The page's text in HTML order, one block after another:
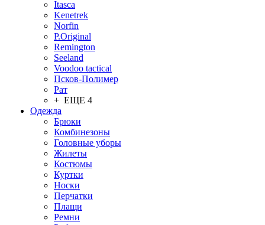
Itasca
Kenetrek
Norfin
P.Original
Remington
Seeland
Voodoo tactical
Псков-Полимер
Рат
+ ЕЩЕ 4
Одежда
Брюки
Комбинезоны
Головные уборы
Жилеты
Костюмы
Куртки
Носки
Перчатки
Плащи
Ремни